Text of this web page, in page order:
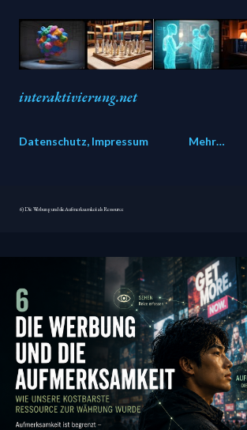
Direkt zum Hauptbereich
interaktivierung.net
Datenschutz, Impressum Mehr…
6) Die Werbung und die Aufmerksamkeit als Ressource